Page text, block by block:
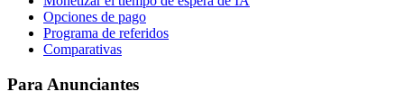
Opciones de pago
Programa de referidos
Comparativas
Para Anunciantes